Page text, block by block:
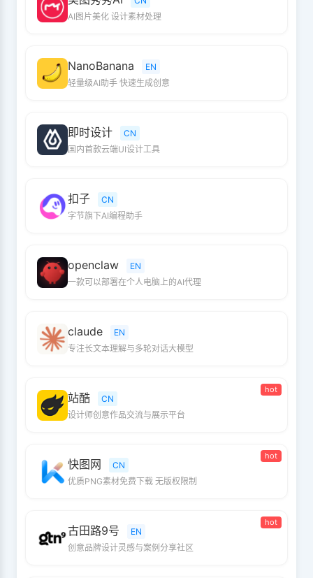
AI图片美化 设计素材处理
NanoBanana
EN
轻量级AI助手 快速生成创意
即时设计
CN
国内首款云端UI设计工具
扣子
CN
字节旗下AI编程助手
openclaw
EN
一款可以部署在个人电脑上的AI代理
claude
EN
专注长文本理解与多轮对话大模型
hot
站酷
CN
设计师创意作品交流与展示平台
hot
快图网
CN
优质PNG素材免费下载 无版权限制
hot
古田路9号
EN
创意品牌设计灵感与案例分享社区